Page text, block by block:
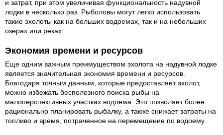
и затрат, при этом увеличивая функциональность надувной
лодки в несколько раз. Рыболовы могут легко использовать
такие эхолоты как на больших водоемах, так и на небольших
озерах или реках.
Экономия времени и ресурсов
Еще одним важным преимуществом эхолота на надувной лодке
является значительная экономия времени и ресурсов.
Благодаря точным данным, которые предоставляет эхолот,
можно избежать бесполезного поиска рыбы на
малоперспективных участках водоема. Это позволяет более
рационально планировать рыбалку, а также снижает затраты на
топливо и время, потраченное на перемещение по водоему.